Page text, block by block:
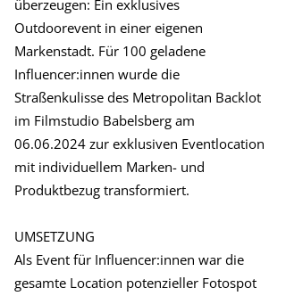
überzeugen: Ein exklusives
Outdoorevent in einer eigenen
Markenstadt. Für 100 geladene
Influencer:innen wurde die
Straßenkulisse des Metropolitan Backlot
im Filmstudio Babelsberg am
06.06.2024 zur exklusiven Eventlocation
mit individuellem Marken- und
Produktbezug transformiert.
UMSETZUNG
Als Event für Influencer:innen war die
gesamte Location potenzieller Fotospot